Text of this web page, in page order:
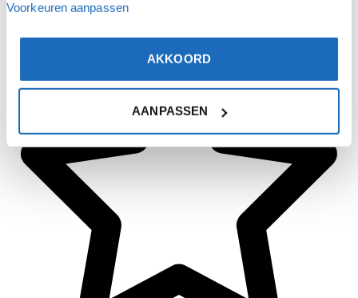
Voorkeuren aanpassen
AKKOORD
AANPASSEN